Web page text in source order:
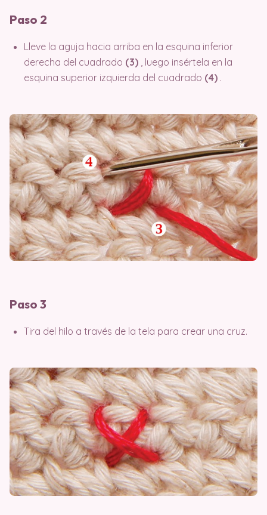
Paso 2
Lleve la aguja hacia arriba en la esquina inferior
derecha del cuadrado (3) , luego insértela en la
esquina superior izquierda del cuadrado (4) .
Paso 3
Tira del hilo a través de la tela para crear una cruz.